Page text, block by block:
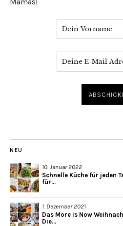
NEU
10. Januar 2022
Schnelle Küche für jeden
für...
1. Dezember 2021
Das More is Now
Die...